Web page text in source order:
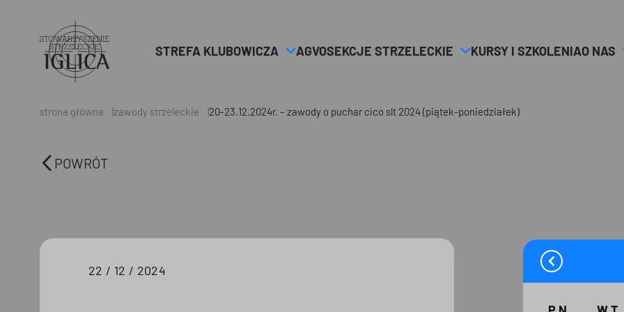
Header
Logo
STREFA KLUBOWICZA AGVOSEKCJE STRZELECKIE KURSY I SZKOLENIAO NAS
strona główna zawody strzeleckie 20-23.12.2024r. – zawody o puchar cico slt 2024 (piątek-poniedziałek)
POWRÓT
22 / 12 / 2024